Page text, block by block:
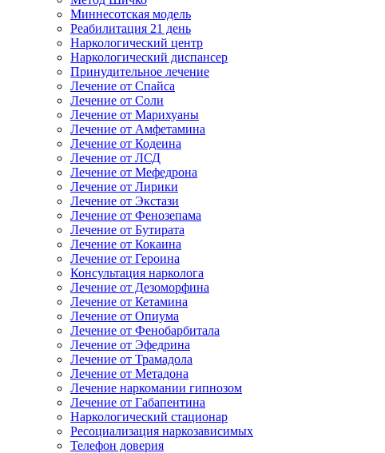
Миннесотская модель
Реабилитация 21 день
Наркологический центр
Наркологический диспансер
Принудительное лечение
Лечение от Спайса
Лечение от Соли
Лечение от Марихуаны
Лечение от Амфетамина
Лечение от Кодеина
Лечение от ЛСД
Лечение от Мефедрона
Лечение от Лирики
Лечение от Экстази
Лечение от Фенозепама
Лечение от Бутирата
Лечение от Кокаина
Лечение от Героина
Консультация нарколога
Лечение от Дезоморфина
Лечение от Кетамина
Лечение от Опиума
Лечение от Фенобарбитала
Лечение от Эфедрина
Лечение от Трамадола
Лечение от Метадона
Лечение наркомании гипнозом
Лечение от Габапентина
Наркологический стационар
Ресоциализация наркозависимых
Телефон доверия